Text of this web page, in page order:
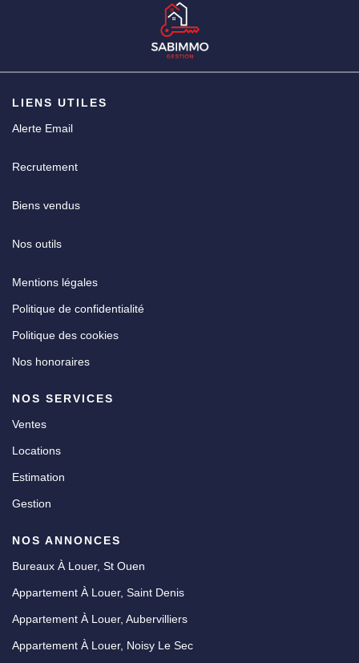
LIENS UTILES
Alerte Email
Recrutement
Biens vendus
Nos outils
Mentions légales
Politique de confidentialité
Politique des cookies
Nos honoraires
NOS SERVICES
Ventes
Locations
Estimation
Gestion
NOS ANNONCES
Bureaux À Louer, St Ouen
Appartement À Louer, Saint Denis
Appartement À Louer, Aubervilliers
Appartement À Louer, Noisy Le Sec